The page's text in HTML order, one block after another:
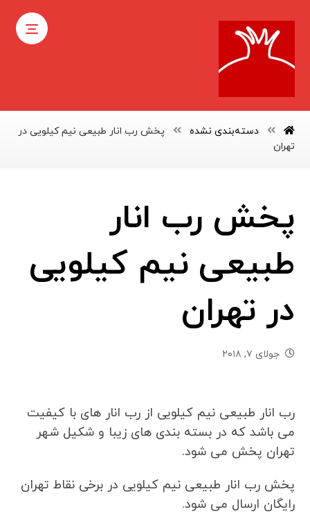
دسته‌بندی نشده
پخش رب انار طبیعی نیم کیلویی در
تهران
پخش رب انار
طبیعی نیم کیلویی
در تهران
جولای ۷, ۲۰۱۸
رب انار طبیعی نیم کیلویی از رب انار های با کیفیت
می باشد که در بسته بندی های زیبا و شکیل شهر
تهران پخش می شود.
پخش رب انار طبیعی نیم کیلویی در برخی نقاط تهران
رایگان ارسال می شود.